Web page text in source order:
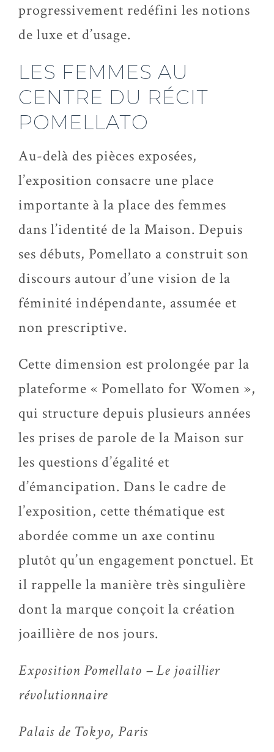
progressivement redéfini les notions
de luxe et d’usage.
LES FEMMES AU
CENTRE DU RÉCIT
POMELLATO
Au-delà des pièces exposées,
l’exposition consacre une place
importante à la place des femmes
dans l’identité de la Maison. Depuis
ses débuts, Pomellato a construit son
discours autour d’une vision de la
féminité indépendante, assumée et
non prescriptive.
Cette dimension est prolongée par la
plateforme « Pomellato for Women »,
qui structure depuis plusieurs années
les prises de parole de la Maison sur
les questions d’égalité et
d’émancipation. Dans le cadre de
l’exposition, cette thématique est
abordée comme un axe continu
plutôt qu’un engagement ponctuel. Et
il rappelle la manière très singulière
dont la marque conçoit la création
joaillière de nos jours.
Exposition Pomellato – Le joaillier
révolutionnaire
Palais de Tokyo, Paris